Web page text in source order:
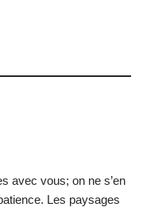
avec vous; on ne s’en
Les paysages